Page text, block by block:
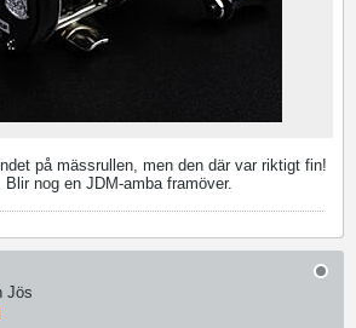
på mässrullen, men den där var riktigt fin!
nog en JDM-amba framöver.
Jös